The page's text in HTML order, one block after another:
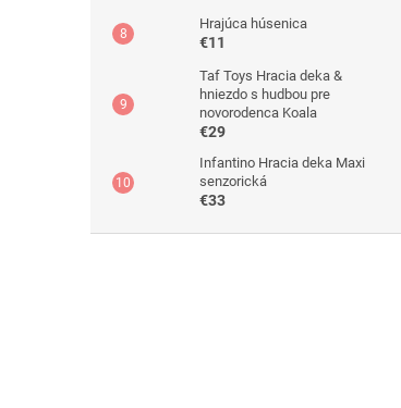
Hrajúca húsenica
€11
Taf Toys Hracia deka &
hniezdo s hudbou pre
novorodenca Koala
€29
Infantino Hracia deka Maxi
senzorická
€33